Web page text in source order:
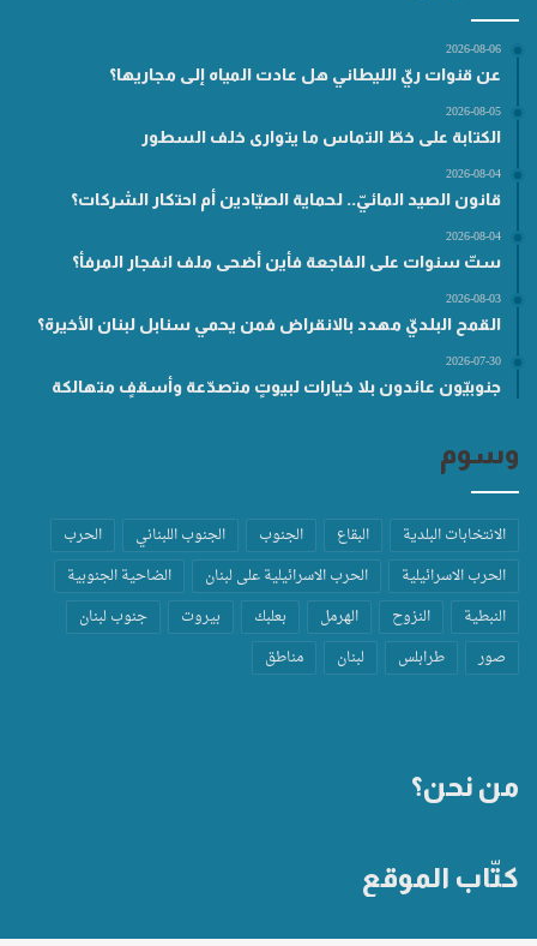
2026-08-06
عن قنوات ريّ الليطاني هل عادت المياه إلى مجاريها؟
2026-08-05
الكتابة على خطّ التماس ما يتوارى خلف السطور
2026-08-04
قانون الصيد المائيّ.. لحماية الصيّادين أم احتكار الشركات؟
2026-08-04
ستّ سنوات على الفاجعة فأين أضحى ملف انفجار المرفأ؟
2026-08-03
القمح البلديّ مهدد بالانقراض فمن يحمي سنابل لبنان الأخيرة؟
2026-07-30
جنوبيّون عائدون بلا خيارات لبيوتٍ متصدّعة وأسقفٍ متهالكة
وسوم
الانتخابات البلدية البقاع الجنوب الجنوب اللبناني
الحرب
الحرب الاسرائيلية
الحرب الاسرائيلية على لبنان
الضاحية الجنوبية
النبطية
النزوح الهرمل بعلبك بيروت
جنوب لبنان
صور
طرابلس لبنان مناطق
من نحن؟
كتّاب الموقع